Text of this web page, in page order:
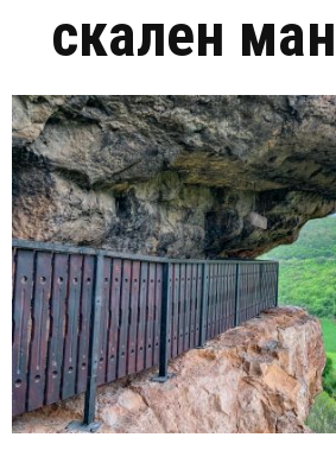
скален